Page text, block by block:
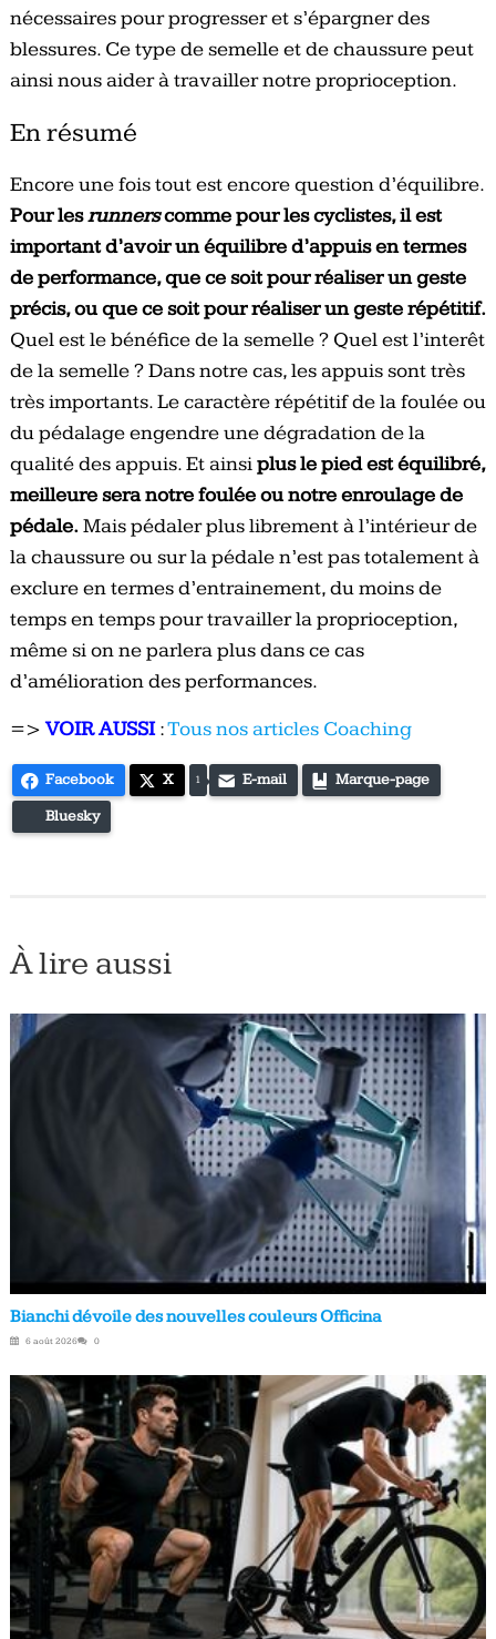
nécessaires pour progresser et s’épargner des
blessures. Ce type de semelle et de chaussure peut
ainsi nous aider à travailler notre proprioception.
En résumé
Encore une fois tout est encore question d’équilibre.
Pour lesrunnerscomme pour les cyclistes, il est
important d’avoir un équilibre d’appuis en termes
de performance, que ce soit pour réaliser un geste
précis, ou que ce soit pour réaliser un geste répétitif.
Quel est le bénéfice de la semelle ? Quel est l’interêt
de la semelle ? Dans notre cas, les appuis sont très
très importants. Le caractère répétitif de la foulée ou
du pédalage engendre une dégradation de la
qualité des appuis. Et ainsiplus le pied est équilibré,
meilleure sera notre foulée ou notre enroulage de
pédale.Mais pédaler plus librement à l’intérieur de
la chaussure ou sur la pédale n’est pas totalement à
exclure en termes d’entrainement, du moins de
temps en temps pour travailler la proprioception,
même si on ne parlera plus dans ce cas
d’amélioration des performances.
=>VOIR AUSSI:Tous nos articles Coaching
Facebook X 1 E-mail Marque-page
Bluesky
À lire aussi
Bianchi dévoile des nouvelles couleurs Officina
6 août 2026 0